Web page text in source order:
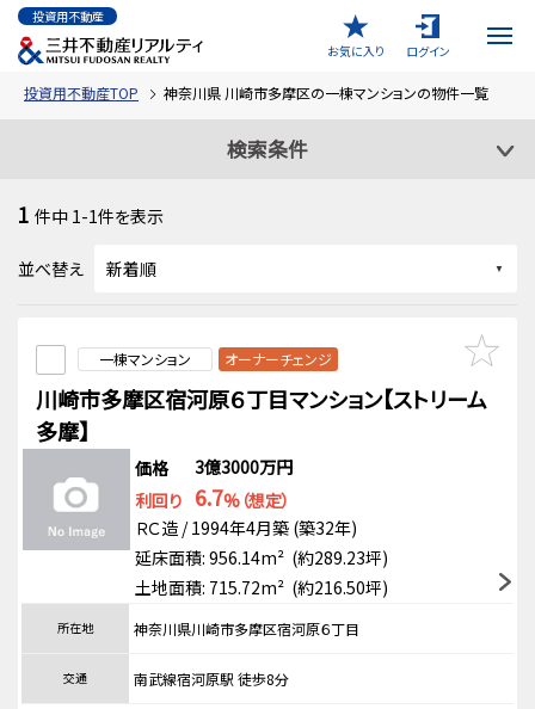
投資用不動産
お気に入り
ログイン
投資用不動産TOP 神奈川県 川崎市多摩区の一棟マンションの物件一覧
検索条件
1 件中 1-1件を表示
並べ替え
一棟マンション オーナーチェンジ
川崎市多摩区宿河原６丁目マンション【ストリーム
多摩】
価格
3億3000万円
利回り 6.7%（想定）
ＲＣ造 / 1994年4月築 (築32年)
延床面積: 956.14m² (約289.23坪)
土地面積: 715.72m² (約216.50坪)
所在地 神奈川県川崎市多摩区宿河原６丁目
交通 南武線宿河原駅 徒歩8分